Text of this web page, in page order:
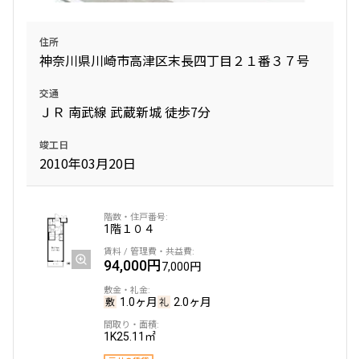
間取り
1R〜1K
1DK〜1LDK
2LDK
4LDK〜
専有面積
3年以内
住所
神奈川県川崎市高津区末長四丁目２１番３７号
交通
ＪＲ 南武線 武蔵新城 徒歩7分
竣工日
2010年03月20日
1階１０４
94,000円7,000円
1.0ヶ月 2.0ヶ月
1K25.11㎡